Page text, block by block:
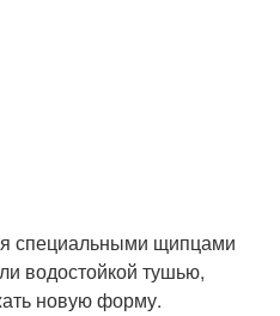
специальными щипцами
водостойкой тушью,
новую форму.